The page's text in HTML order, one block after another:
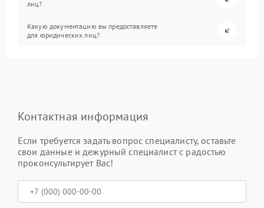
лиц?
Какую документацию вы предоставляете
для юридических лиц?
Контактная информация
Если требуется задать вопрос специалисту, оставьте
свои данные и дежурный специалист с радостью
проконсультирует Вас!